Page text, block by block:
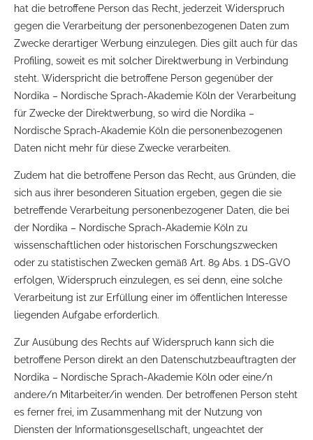
hat die betroffene Person das Recht, jederzeit Widerspruch
gegen die Verarbeitung der personenbezogenen Daten zum
Zwecke derartiger Werbung einzulegen. Dies gilt auch für das
Profiling, soweit es mit solcher Direktwerbung in Verbindung
steht. Widerspricht die betroffene Person gegenüber der
Nordika – Nordische Sprach-Akademie Köln der Verarbeitung
für Zwecke der Direktwerbung, so wird die Nordika –
Nordische Sprach-Akademie Köln die personenbezogenen
Daten nicht mehr für diese Zwecke verarbeiten.
Zudem hat die betroffene Person das Recht, aus Gründen, die
sich aus ihrer besonderen Situation ergeben, gegen die sie
betreffende Verarbeitung personenbezogener Daten, die bei
der Nordika – Nordische Sprach-Akademie Köln zu
wissenschaftlichen oder historischen Forschungszwecken
oder zu statistischen Zwecken gemäß Art. 89 Abs. 1 DS-GVO
erfolgen, Widerspruch einzulegen, es sei denn, eine solche
Verarbeitung ist zur Erfüllung einer im öffentlichen Interesse
liegenden Aufgabe erforderlich.
Zur Ausübung des Rechts auf Widerspruch kann sich die
betroffene Person direkt an den Datenschutzbeauftragten der
Nordika – Nordische Sprach-Akademie Köln oder eine/n
andere/n Mitarbeiter/in wenden. Der betroffenen Person steht
es ferner frei, im Zusammenhang mit der Nutzung von
Diensten der Informationsgesellschaft, ungeachtet der